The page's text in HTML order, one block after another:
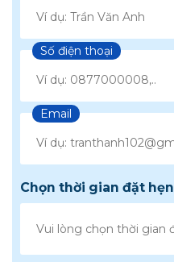
Số điện thoại
Email
Chọn thời gian đặt hẹn